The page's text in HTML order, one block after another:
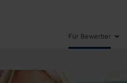
Für Bewerber